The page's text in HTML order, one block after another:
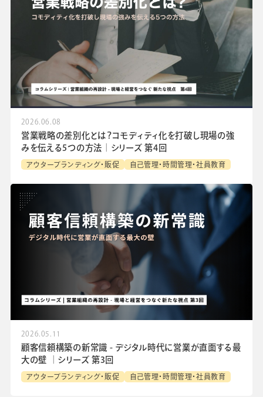
2026.06.08
営業戦略の差別化とは？コモディティ化を打破し現場の強
みを伝える5つの方法│シリーズ 第4回
アウターブランディング・販促 自己管理・時間管理・社員教育
2026.05.11
顧客信頼構築の新常識 - デジタル時代に営業が直面する最
大の壁 │シリーズ 第3回
アウターブランディング・販促 自己管理・時間管理・社員教育